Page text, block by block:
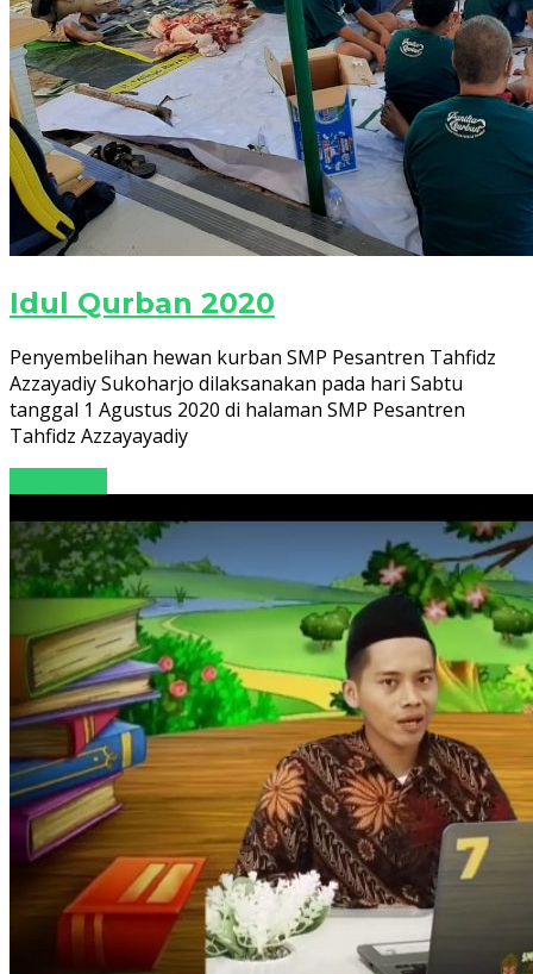
Idul Qurban 2020
Penyembelihan hewan kurban SMP Pesantren Tahfidz
Azzayadiy Sukoharjo dilaksanakan pada hari Sabtu
tanggal 1 Agustus 2020 di halaman SMP Pesantren
Tahfidz Azzayayadiy